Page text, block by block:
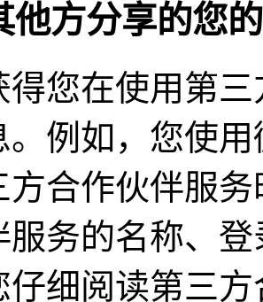
他方分享的您
得您在使用第
。例如，您使
方合作伙伴服
服务的名称、
仔细阅读第三